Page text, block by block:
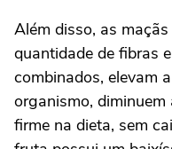
Além disso, as
quantidade de fibras
combinados, elevam
organismo,
firme na dieta, sem